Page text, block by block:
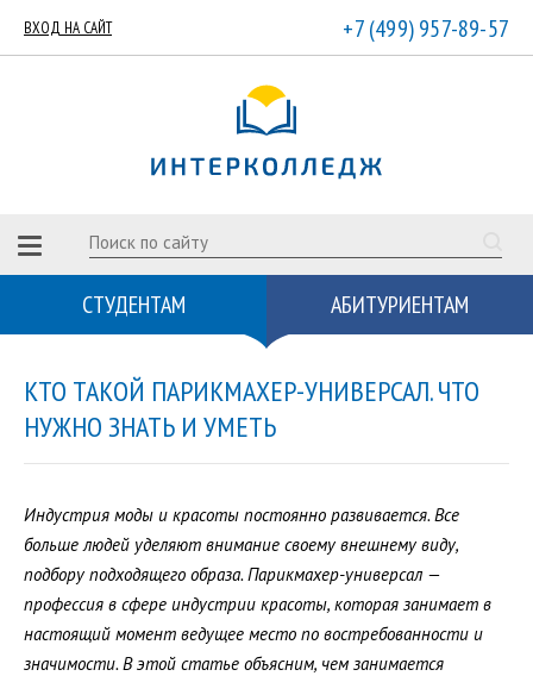
ВХОД НА САЙТ +7 (499) 957-89-57
СТУДЕНТАМ АБИТУРИЕНТАМ
КТО ТАКОЙ ПАРИКМАХЕР-УНИВЕРСАЛ. ЧТО
НУЖНО ЗНАТЬ И УМЕТЬ
Индустрия моды и красоты постоянно развивается. Все
больше людей уделяют внимание своему внешнему виду,
подбору подходящего образа. Парикмахер-универсал —
профессия в сфере индустрии красоты, которая занимает в
настоящий момент ведущее место по востребованности и
значимости. В этой статье объясним, чем занимается